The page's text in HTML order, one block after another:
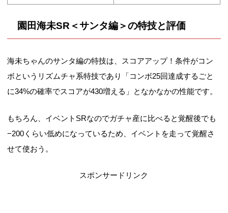
園田海未SR＜サンタ編＞の特技と評価
海未ちゃんのサンタ編の特技は、スコアアップ！条件がコン
ボというリズムチャ系特技であり「コンボ25回達成するごと
に34%の確率でスコアが430増える」となかなかの性能です。
もちろん、イベントSRなのでガチャ産に比べると覚醒後でも
−200くらい低めになっているため、イベントを走って覚醒さ
せて使おう。
スポンサードリンク